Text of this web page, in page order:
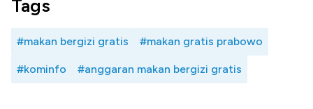
Tags
#makan bergizi gratis #makan gratis prabowo
#kominfo #anggaran makan bergizi gratis